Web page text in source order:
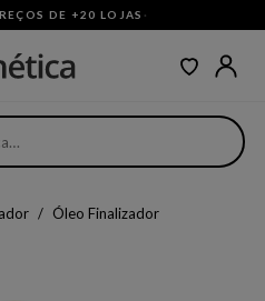
DE +20 LOJAS ·
Óleo Finalizador